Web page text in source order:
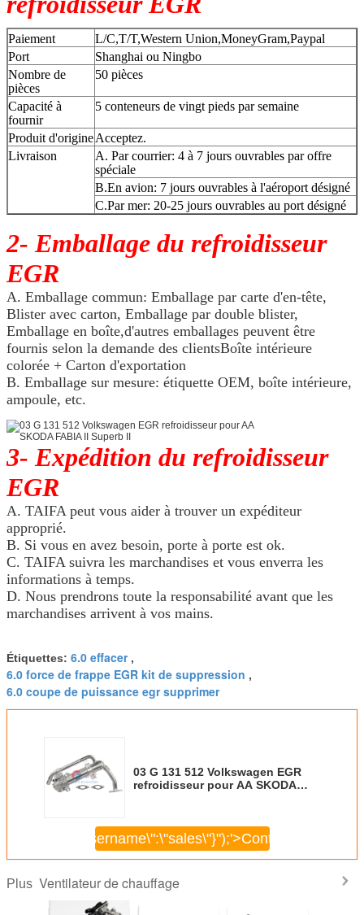
Paiement
L/C,T/T,Western Union,MoneyGram,Paypal
Port
Shanghai ou Ningbo
Nombre de
pièces
50 pièces
Capacité à
fournir
5 conteneurs de vingt pieds par semaine
Produit d'origineAcceptez.
Livraison
A. Par courrier: 4 à 7 jours ouvrables par offre
spéciale
B.En avion: 7 jours ouvrables à l'aéroport désigné
C.Par mer: 20-25 jours ouvrables au port désigné
2- Emballage du refroidisseur
EGR
A. Emballage commun: Emballage par carte d'en-tête,
Blister avec carton, Emballage par double blister,
Emballage en boîte,d'autres emballages peuvent être
fournis selon la demande des clientsBoîte intérieure
colorée + Carton d'exportation
B. Emballage sur mesure: étiquette OEM, boîte intérieure,
ampoule, etc.
3- Expédition du refroidisseur
EGR
A. TAIFA peut vous aider à trouver un expéditeur
approprié.
B. Si vous en avez besoin, porte à porte est ok.
C. TAIFA suivra les marchandises et vous enverra les
informations à temps.
D. Nous prendrons toute la responsabilité avant que les
marchandises arrivent à vos mains.
Étiquettes: 6.0 effacer,
6.0 force de frappe EGR kit de suppression ,
6.0 coupe de puissance egr supprimer
03 G 131 512 Volkswagen EGR
refroidisseur pour AA SKODA
\",\"username\":\"sales\"}");'>Continuer
Plus Ventilateur de chauffage